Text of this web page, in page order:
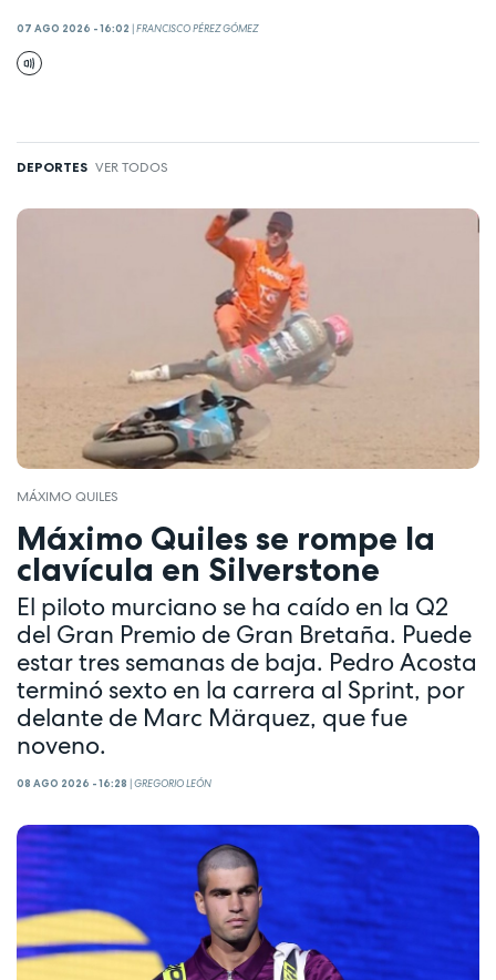
07 AGO 2026 - 16:02 |FRANCISCO PÉREZ GÓMEZ
DEPORTES VER TODOS
MÁXIMO QUILES
Máximo Quiles se rompe la
clavícula en Silverstone
El piloto murciano se ha caído en la Q2
del Gran Premio de Gran Bretaña. Puede
estar tres semanas de baja. Pedro Acosta
terminó sexto en la carrera al Sprint, por
delante de Marc Märquez, que fue
noveno.
08 AGO 2026 - 16:28 |GREGORIO LEÓN